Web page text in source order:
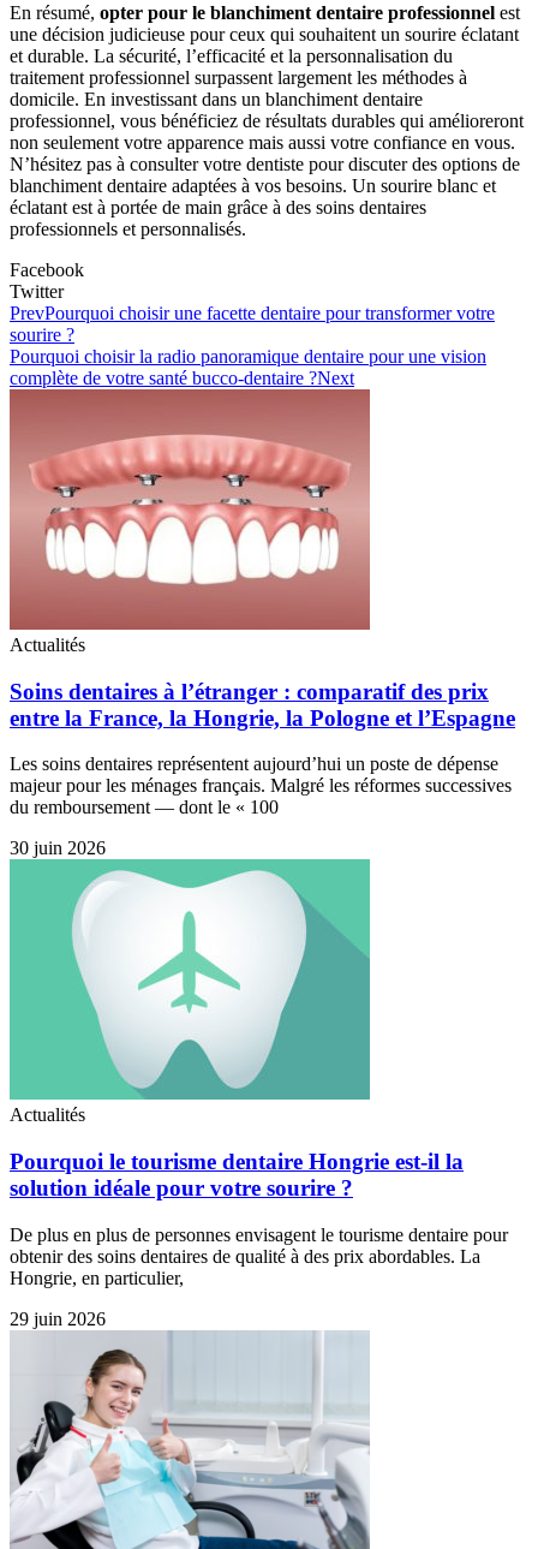
En résumé, opter pour le blanchiment dentaire professionnel est
une décision judicieuse pour ceux qui souhaitent un sourire éclatant
et durable. La sécurité, l’efficacité et la personnalisation du
traitement professionnel surpassent largement les méthodes à
domicile. En investissant dans un blanchiment dentaire
professionnel, vous bénéficiez de résultats durables qui amélioreront
non seulement votre apparence mais aussi votre confiance en vous.
N’hésitez pas à consulter votre dentiste pour discuter des options de
blanchiment dentaire adaptées à vos besoins. Un sourire blanc et
éclatant est à portée de main grâce à des soins dentaires
professionnels et personnalisés.
Facebook
Twitter
PrevPourquoi choisir une facette dentaire pour transformer votre
sourire ?
Pourquoi choisir la radio panoramique dentaire pour une vision
complète de votre santé bucco-dentaire ?Next
Actualités
Soins dentaires à l’étranger : comparatif des prix
entre la France, la Hongrie, la Pologne et l’Espagne
Les soins dentaires représentent aujourd’hui un poste de dépense
majeur pour les ménages français. Malgré les réformes successives
du remboursement — dont le « 100
30 juin 2026
Actualités
Pourquoi le tourisme dentaire Hongrie est-il la
solution idéale pour votre sourire ?
De plus en plus de personnes envisagent le tourisme dentaire pour
obtenir des soins dentaires de qualité à des prix abordables. La
Hongrie, en particulier,
29 juin 2026